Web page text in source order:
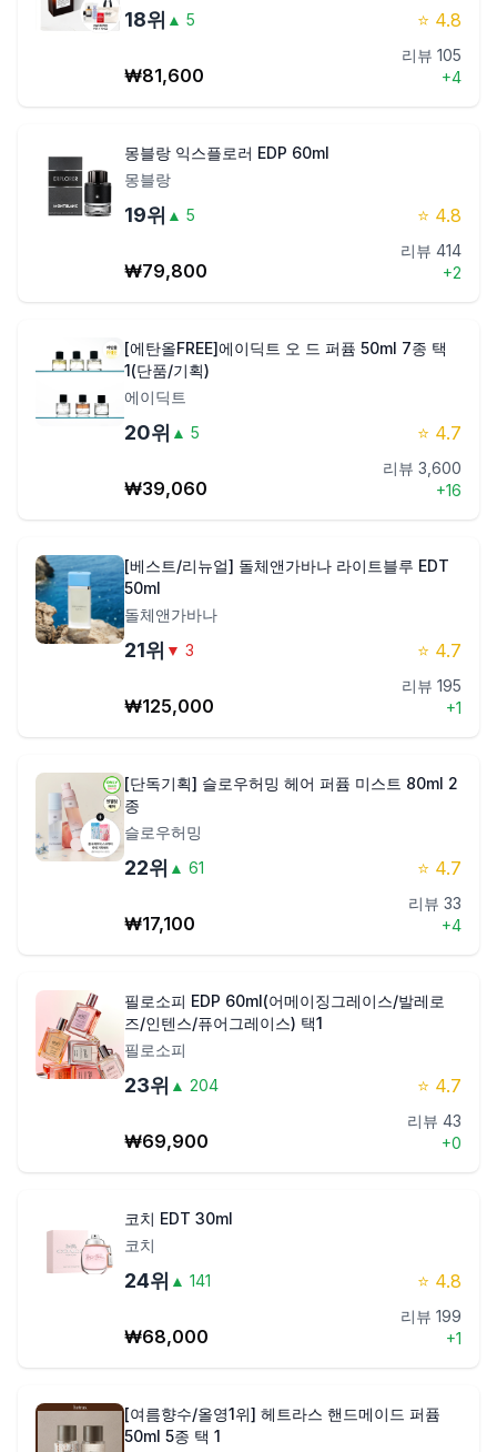
18위 ▲ 5 ⭐ 4.8
₩81,600
리뷰 105
+4
몽블랑 익스플로러 EDP 60ml
몽블랑
19위 ▲ 5 ⭐ 4.8
₩79,800
리뷰 414
+2
[에탄올FREE]에이딕트 오 드 퍼퓸 50ml 7종 택
1(단품/기획)
에이딕트
20위 ▲ 5 ⭐ 4.7
₩39,060
리뷰 3,600
+16
[베스트/리뉴얼] 돌체앤가바나 라이트블루 EDT
50ml
돌체앤가바나
21위 ▼ 3 ⭐ 4.7
₩125,000
리뷰 195
+1
[단독기획] 슬로우허밍 헤어 퍼퓸 미스트 80ml 2
종
슬로우허밍
22위 ▲ 61 ⭐ 4.7
₩17,100
리뷰 33
+4
필로소피 EDP 60ml(어메이징그레이스/발레로
즈/인텐스/퓨어그레이스) 택1
필로소피
23위 ▲ 204 ⭐ 4.7
₩69,900
리뷰 43
+0
코치 EDT 30ml
코치
24위 ▲ 141 ⭐ 4.8
₩68,000
리뷰 199
+1
[여름향수/올영1위] 헤트라스 핸드메이드 퍼퓸
50ml 5종 택 1